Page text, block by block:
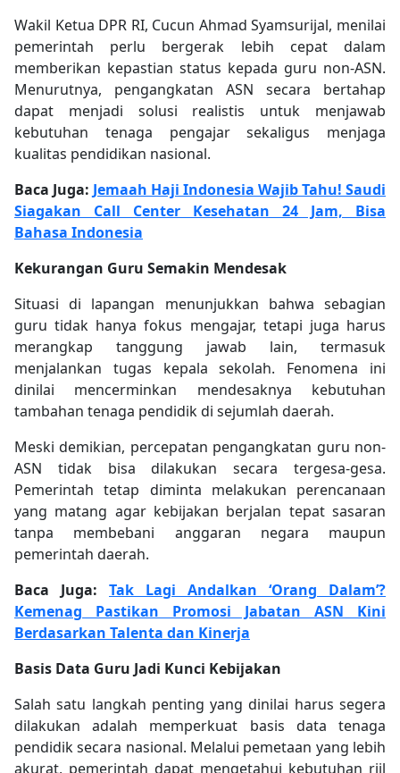
Wakil Ketua DPR RI, Cucun Ahmad Syamsurijal, menilai
pemerintah perlu bergerak lebih cepat dalam
memberikan kepastian status kepada guru non-ASN.
Menurutnya, pengangkatan ASN secara bertahap
dapat menjadi solusi realistis untuk menjawab
kebutuhan tenaga pengajar sekaligus menjaga
kualitas pendidikan nasional.
Baca Juga: Jemaah Haji Indonesia Wajib Tahu! Saudi
Siagakan Call Center Kesehatan 24 Jam, Bisa
Bahasa Indonesia
Kekurangan Guru Semakin Mendesak
Situasi di lapangan menunjukkan bahwa sebagian
guru tidak hanya fokus mengajar, tetapi juga harus
merangkap tanggung jawab lain, termasuk
menjalankan tugas kepala sekolah. Fenomena ini
dinilai mencerminkan mendesaknya kebutuhan
tambahan tenaga pendidik di sejumlah daerah.
Meski demikian, percepatan pengangkatan guru non-
ASN tidak bisa dilakukan secara tergesa-gesa.
Pemerintah tetap diminta melakukan perencanaan
yang matang agar kebijakan berjalan tepat sasaran
tanpa membebani anggaran negara maupun
pemerintah daerah.
Baca Juga: Tak Lagi Andalkan ‘Orang Dalam’?
Kemenag Pastikan Promosi Jabatan ASN Kini
Berdasarkan Talenta dan Kinerja
Basis Data Guru Jadi Kunci Kebijakan
Salah satu langkah penting yang dinilai harus segera
dilakukan adalah memperkuat basis data tenaga
pendidik secara nasional. Melalui pemetaan yang lebih
akurat, pemerintah dapat mengetahui kebutuhan riil